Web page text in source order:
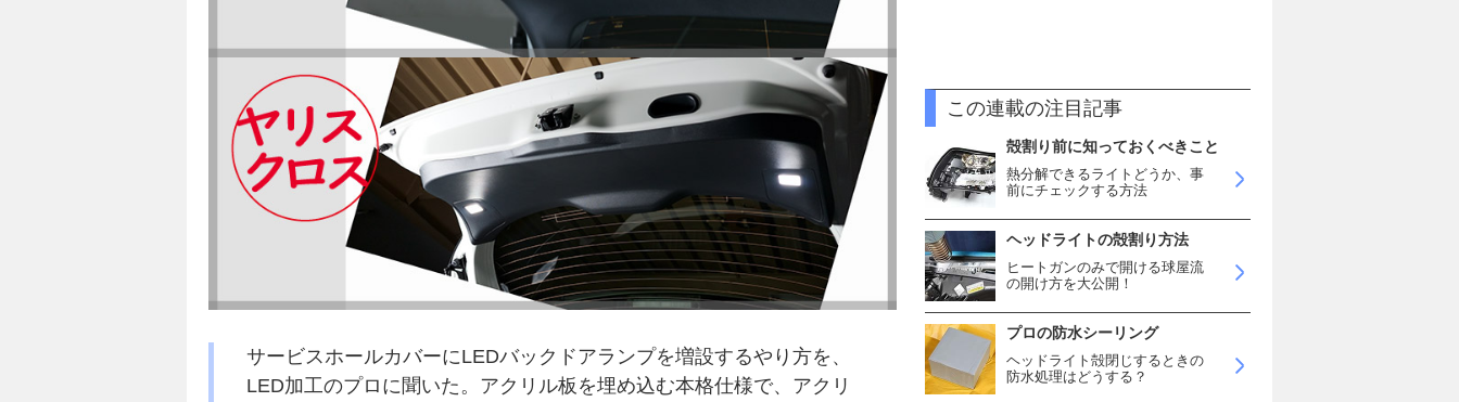
サービスホールカバーにLEDバックドアランプを増設するやり方を、
LED加工のプロに聞いた。アクリル板を埋め込む本格仕様で、アクリ
この連載の注目記事
殻割り前に知っておくべきこと
熱分解できるライトどうか、事
前にチェックする方法
ヘッドライトの殻割り方法
ヒートガンのみで開ける球屋流
の開け方を大公開！
プロの防水シーリング
ヘッドライト殻閉じするときの
防水処理はどうする？